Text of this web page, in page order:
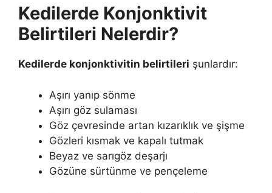
Kedilerde Konjonktivit
Belirtileri Nelerdir?
Kedilerde konjonktivitin belirtileri şunlardır:
Aşırı yanıp sönme
Aşırı göz sulaması
Göz çevresinde artan kızarıklık ve şişme
Gözleri kısmak ve kapalı tutmak
Beyaz ve sarıgöz deşarjı
Gözüne sürtünme ve pençeleme